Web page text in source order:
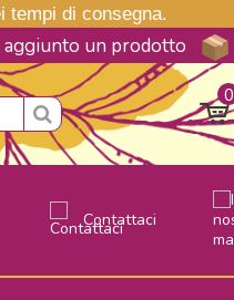
tempi di consegna.
aggiunto un prodotto
0
Contattaci